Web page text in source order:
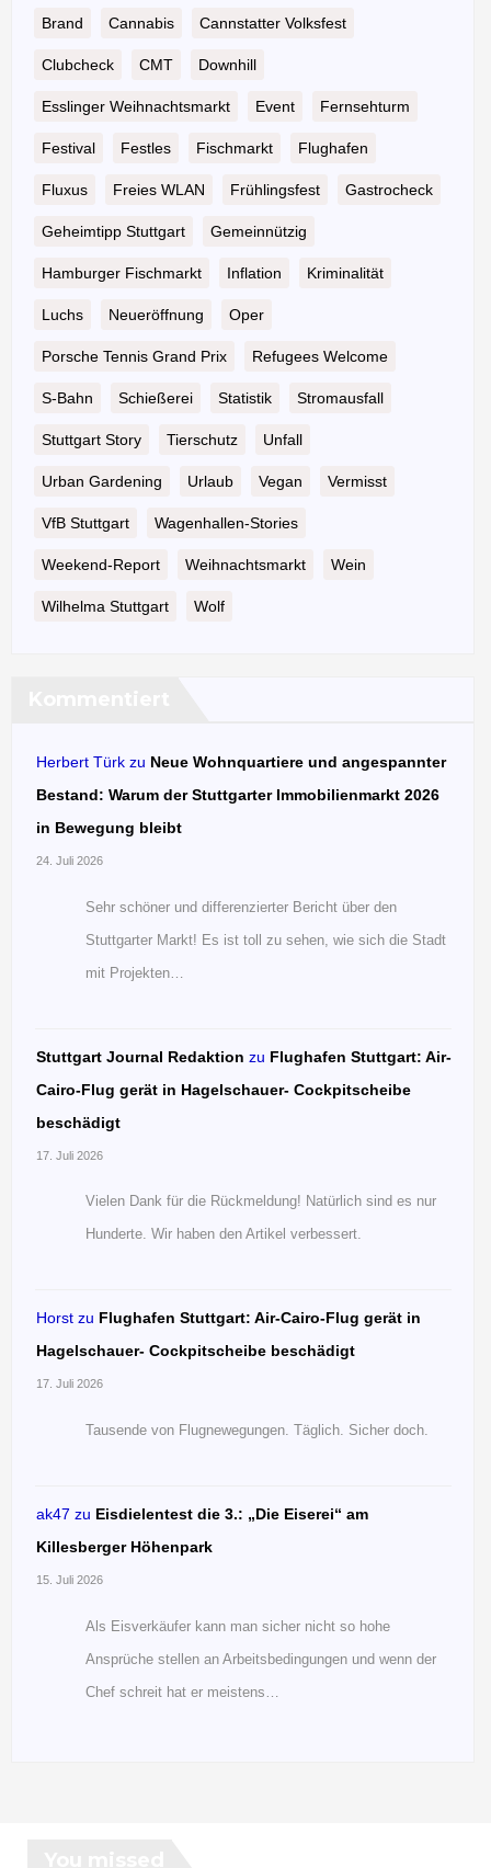
Brand Cannabis Cannstatter Volksfest
Clubcheck CMT Downhill
Esslinger Weihnachtsmarkt Event Fernsehturm
Festival Festles Fischmarkt Flughafen
Fluxus Freies WLAN Frühlingsfest Gastrocheck
Geheimtipp Stuttgart Gemeinnützig
Hamburger Fischmarkt Inflation Kriminalität
Luchs Neueröffnung Oper
Porsche Tennis Grand Prix Refugees Welcome
S-Bahn Schießerei Statistik Stromausfall
Stuttgart Story Tierschutz Unfall
Urban Gardening Urlaub Vegan Vermisst
VfB Stuttgart Wagenhallen-Stories
Weekend-Report Weihnachtsmarkt Wein
Wilhelma Stuttgart Wolf
Herbert Türk zu Neue Wohnquartiere und angespannter
Bestand: Warum der Stuttgarter Immobilienmarkt 2026
in Bewegung bleibt
24. Juli 2026
Sehr schöner und differenzierter Bericht über den
Stuttgarter Markt! Es ist toll zu sehen, wie sich die Stadt
mit Projekten…
Stuttgart Journal Redaktion zu Flughafen Stuttgart: Air-
Cairo-Flug gerät in Hagelschauer- Cockpitscheibe
beschädigt
17. Juli 2026
Vielen Dank für die Rückmeldung! Natürlich sind es nur
Hunderte. Wir haben den Artikel verbessert.
Horst zu Flughafen Stuttgart: Air-Cairo-Flug gerät in
Hagelschauer- Cockpitscheibe beschädigt
17. Juli 2026
Tausende von Flugnewegungen. Täglich. Sicher doch.
ak47 zu Eisdielentest die 3.: „Die Eiserei“ am
Killesberger Höhenpark
15. Juli 2026
Als Eisverkäufer kann man sicher nicht so hohe
Ansprüche stellen an Arbeitsbedingungen und wenn der
Chef schreit hat er meistens…